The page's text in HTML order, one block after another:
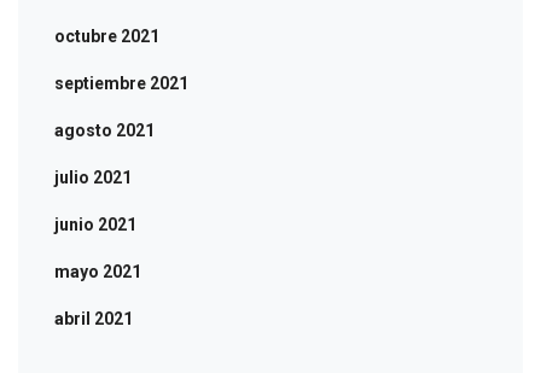
octubre 2021
septiembre 2021
agosto 2021
julio 2021
junio 2021
mayo 2021
abril 2021